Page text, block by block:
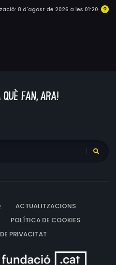
8 d'agost de 2026 a les 01:20
ACTUALITZACIONS
POLÍTICA DE COOKIES
PRIVACITAT